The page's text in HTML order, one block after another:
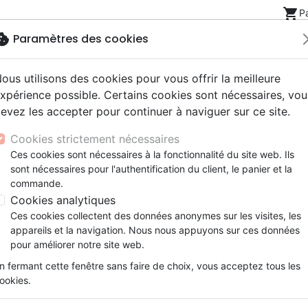
shopping_cart
NouveautésBibles
Segond 21
Segond
NEG
Livres
Famille, couple
Souffrance, Relation d'aide
Santé
eBooks
Couple
Méditations
Souffrance, Relation d'aide
Psychologie
Jeunesse
ans
Bibles jeunesse
Latino, Folk
Soul
Instrumental
Louange, Adoration
Hardrock, Métal
conférences
Documentaires, reportages
Accessoires de Bible
Papeterie
(Le) - 40 jours pour une vie plus saine
Le plan Daniel Journal
Auteur :Rick Warren
RéférenceMPE1390 EAN9782940413904
Description Détails du produit
Les études démontrent que
Paramètres des cookies
utilisons des cookies pour vous offrir la meilleure
possible. Certains cookies sont nécessaires,
les accepter pour continuer à naviguer sur ce site.
Cookies strictement nécessaires
Ces cookies sont nécessaires à la fonctionnalité du site web. Ils
sont nécessaires pour l'authentification du client, le panier et la
commande.
Cookies analytiques
Ces cookies collectent des données anonymes sur les visites, les
appareils et la navigation. Nous nous appuyons sur ces données
pour améliorer notre site web.
fermant cette fenêtre sans faire de choix, vous acceptez tous les